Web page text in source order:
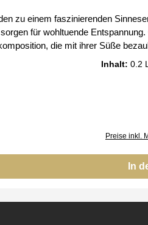
zu einem faszinierenden
für wohltuende
die mit ihrer Süße
Original
Inhalt: 0.2
Preise inkl.
In